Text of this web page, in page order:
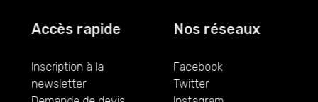
Accès rapide
Inscription à la
newsletter
Nos réseaux
Facebook
Twitter